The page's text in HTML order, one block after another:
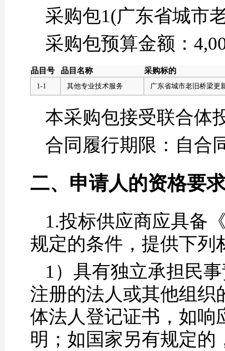
采购包1(广东省城市
采购包预算金额：
品目号 品目名称 采购标的
1-1 其他专业技术服务 广东省城市老旧桥梁更
本采购包接受联合体
合同履行期限：自合
二、申请人的资格要
1.投标供应商应具备
规定的条件，提供下列
1）具有独立承担民
注册的法人或其他组织
体法人登记证书，如响
明；如国家另有规定的